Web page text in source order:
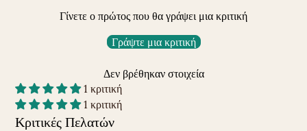
Γίνετε ο πρώτος που θα γράψει μια κριτική
Γράψτε μια κριτική
Δεν βρέθηκαν στοιχεία
1 κριτική
1 κριτική
Κριτικές Πελατών